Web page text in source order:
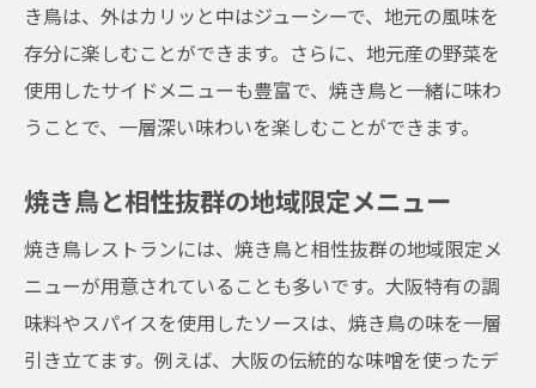
き鳥は、外はカリッと中はジューシーで、地元の風味を
存分に楽しむことができます。さらに、地元産の野菜を
使用したサイドメニューも豊富で、焼き鳥と一緒に味わ
うことで、一層深い味わいを楽しむことができます。
焼き鳥と相性抜群の地域限定メニュー
焼き鳥レストランには、焼き鳥と相性抜群の地域限定メ
ニューが用意されていることも多いです。大阪特有の調
味料やスパイスを使用したソースは、焼き鳥の味を一層
引き立てます。例えば、大阪の伝統的な味噌を使ったデ